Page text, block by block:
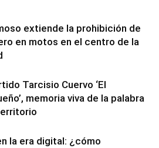
extiende la prohibición de
en motos en el centro de la
Tarcisio Cuervo ‘El
memoria viva de la palabra
la era digital: ¿cómo